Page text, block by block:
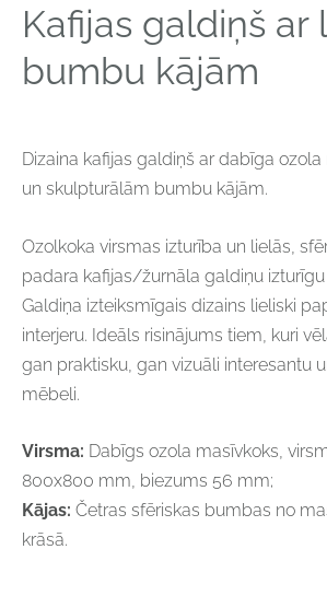
Kafijas galdiņš ar
bumbu kājām
Dizaina kafijas galdiņš ar dabīga
un skulpturālām bumbu kājām.
Ozolkoka virsmas izturība un lielās,
padara kafijas/žurnāla galdiņu
Galdiņa izteiksmīgais dizains lieliski
interjeru. Ideāls risinājums tiem, kuri
gan praktisku, gan vizuāli interesantu
mēbeli.
Virsma: Dabīgs ozola masīvkoks,
800x800 mm, biezums 56 mm;
Kājas: Četras sfēriskas bumbas no
krāsā.